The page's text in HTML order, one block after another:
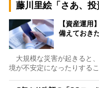
藤川里絵「さあ、投
【資産運用
備えておき
大規模な災害が起きると
境が不安定になったりする